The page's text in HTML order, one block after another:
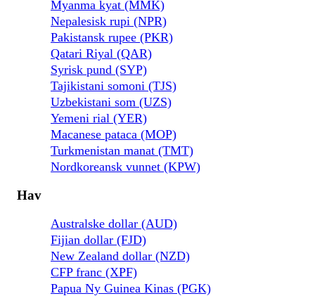
Myanma kyat (MMK)
Nepalesisk rupi (NPR)
Pakistansk rupee (PKR)
Qatari Riyal (QAR)
Syrisk pund (SYP)
Tajikistani somoni (TJS)
Uzbekistani som (UZS)
Yemeni rial (YER)
Macanese pataca (MOP)
Turkmenistan manat (TMT)
Nordkoreansk vunnet (KPW)
Hav
Australske dollar (AUD)
Fijian dollar (FJD)
New Zealand dollar (NZD)
CFP franc (XPF)
Papua Ny Guinea Kinas (PGK)